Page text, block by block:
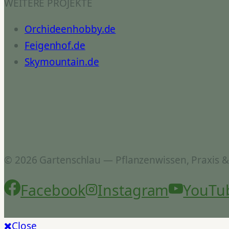
WEITERE PROJEKTE
Orchideenhobby.de
Feigenhof.de
Skymountain.de
© 2026 Gartenschlau — Pflanzenwissen, Praxis
Facebook Instagram
Close